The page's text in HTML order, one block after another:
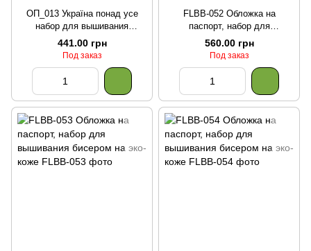
ОП_013 Україна понад усе
набор для вышивания
бисером обложки для
паспорта
441.00 грн
Под заказ
FLBB-052 Обложка на
паспорт, набор для
вышивания бисером на эко-
коже
560.00 грн
Под заказ